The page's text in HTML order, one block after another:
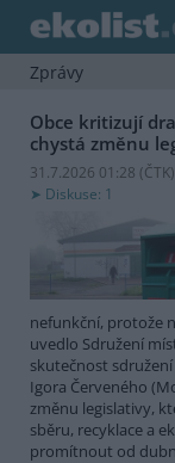
Zprávy
Obce kritizují
chystá změnu
31.7.2026 01:28 (ČTK)
Diskuse: 1
nefunkční, protože
uvedlo Sdružení
skutečnost
Igora Červeného
změnu legislativy,
sběru, recyklace a
promítnout od